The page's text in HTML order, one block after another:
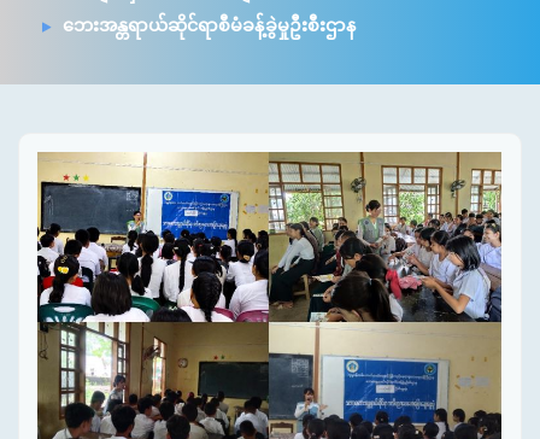
ဘေးအန္တရာယ်ဆိုင်ရာစီမံခန့်ခွဲမှုဦးစီးဌာန